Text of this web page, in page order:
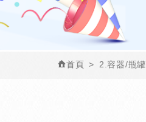
首頁 2.容器/瓶罐